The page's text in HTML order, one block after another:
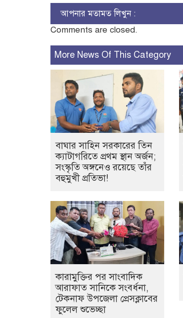
আপনার মতামত লিখুন :
Comments are closed.
More News Of This Category
বাঘার সাহিন সরকারের তিন
ক্যাটাগরিতে প্রথম স্থান অর্জন;
সংস্কৃতি অঙ্গনেও রয়েছে তাঁর
বহুমুখী প্রতিভা!
কারামুক্তির পর সাংবাদিক
আরাফাত সানিকে সংবর্ধনা,
টেকনাফ উপজেলা প্রেসক্লাবের
ফুলেল শুভেচ্ছা